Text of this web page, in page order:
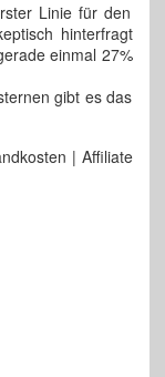
Linie für den
hinterfragt
einmal 27%
gibt es das
| Affiliate